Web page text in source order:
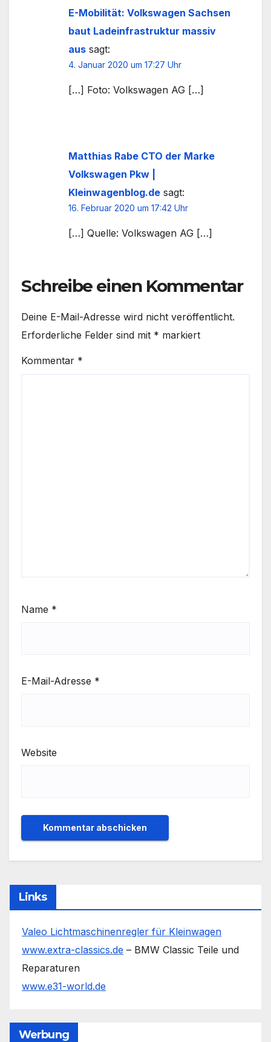
E-Mobilität: Volkswagen Sachsen
baut Ladeinfrastruktur massiv
aus sagt:
4. Januar 2020 um 17:27 Uhr
[…] Foto: Volkswagen AG […]
Matthias Rabe CTO der Marke
Volkswagen Pkw |
Kleinwagenblog.de sagt:
16. Februar 2020 um 17:42 Uhr
[…] Quelle: Volkswagen AG […]
Schreibe einen Kommentar
Deine E-Mail-Adresse wird nicht veröffentlicht.
Erforderliche Felder sind mit * markiert
Kommentar *
Name *
E-Mail-Adresse *
Website
Links
Valeo Lichtmaschinenregler für Kleinwagen
www.extra-classics.de – BMW Classic Teile und
Reparaturen
www.e31-world.de
Werbung